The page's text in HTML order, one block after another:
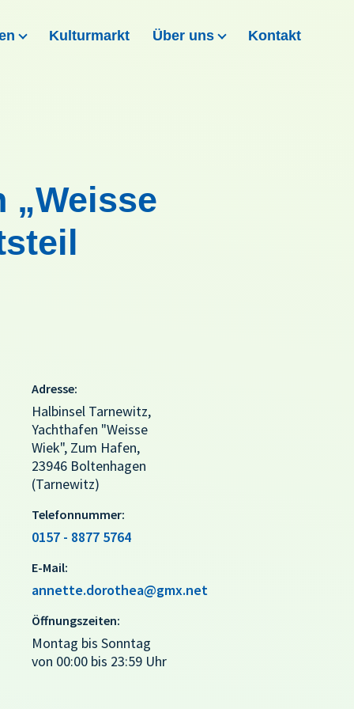
Kulturmarkt Über uns Kontakt
„Weisse
Adresse:
Halbinsel Tarnewitz,
Yachthafen "Weisse
Wiek", Zum Hafen,
23946 Boltenhagen
(Tarnewitz)
Telefonnummer:
0157 - 8877 5764
E-Mail:
annette.dorothea@gmx.net
Öffnungszeiten:
Montag bis Sonntag
von 00:00 bis 23:59 Uhr